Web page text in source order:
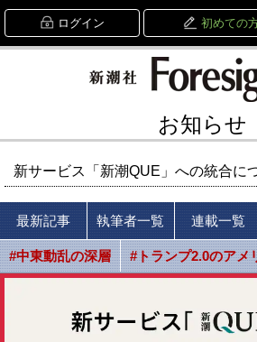
ログイン 初めての
お知らせ
新サービス「新潮QUE」への統合に
最新記事 執筆者一覧 連載一覧
#中東動乱の深層 #トランプ2.0のアメ